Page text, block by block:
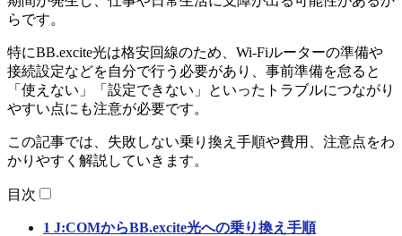
らです。
特にBB.excite光は格安回線のため、Wi-Fiルーターの準備や
接続設定などを自分で行う必要があり、事前準備を怠ると
「使えない」「設定できない」といったトラブルにつながり
やすい点にも注意が必要です。
この記事では、失敗しない乗り換え手順や費用、注意点をわ
かりやすく解説していきます。
目次
1 J:COMからBB.excite光への乗り換え手順